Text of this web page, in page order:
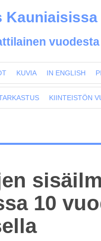
vuodesta
KUVIA IN ENGLISH
KIINTEISTÖN
10